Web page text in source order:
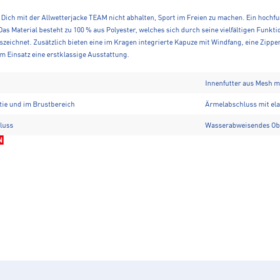
Dich mit der Allwetterjacke TEAM nicht abhalten, Sport im Freien zu machen. Ein
Material besteht zu 100 % aus Polyester, welches sich durch seine vielfältigen
Zusätzlich bieten eine im Kragen integrierte Kapuze mit Windfang, eine
Einsatz eine erstklassige Ausstattung.
Innenfutter aus Mesh
und im Brustbereich Ärmelabschluss mit
Wasserabweisendes